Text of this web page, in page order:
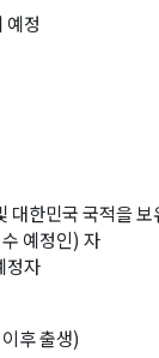
예정
대한민국 국적을 보
예정인) 자
정자
후 출생)